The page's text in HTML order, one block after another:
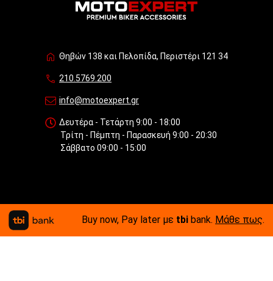
Θηβών 138 και Πελοπίδα, Περιστέρι 121 34
210.5769.200
info@motoexpert.gr
Δευτέρα - Τετάρτη 9:00 - 18:00
Τρίτη - Πέμπτη - Παρασκευή 9:00 - 20:30
Σάββατο 09:00 - 15:00
Buy now, Pay later με tbi bank. Μάθε πως.